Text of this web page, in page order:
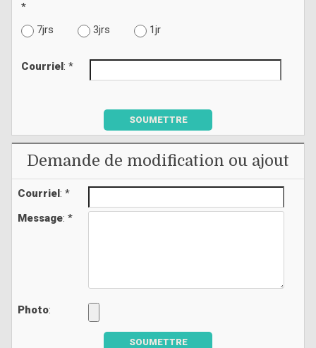
*
7jrs
3jrs 1jr
Courriel : *
SOUMETTRE
Demande de modification ou ajout
Courriel: *
Message: *
Photo:
SOUMETTRE